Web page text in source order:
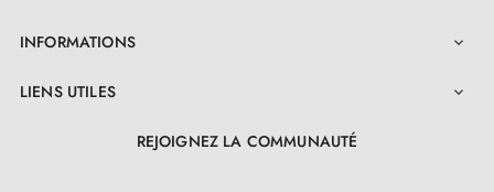
INFORMATIONS 
LIENS UTILES 
REJOIGNEZ LA COMMUNAUTÉ